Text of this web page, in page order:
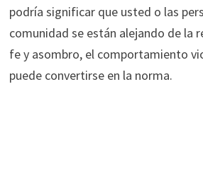
podría significar que usted o las
comunidad se están alejando de la
fe y asombro, el comportamiento
puede convertirse en la norma.